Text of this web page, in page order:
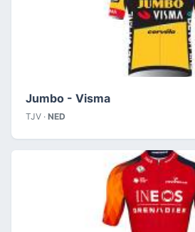
Jumbo - Visma
TJV · NED